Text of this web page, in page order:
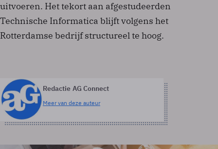
uitvoeren. Het tekort aan afgestudeerden
Technische Informatica blijft volgens het
Rotterdamse bedrijf structureel te hoog.
Redactie AG Connect
Meer van deze auteur